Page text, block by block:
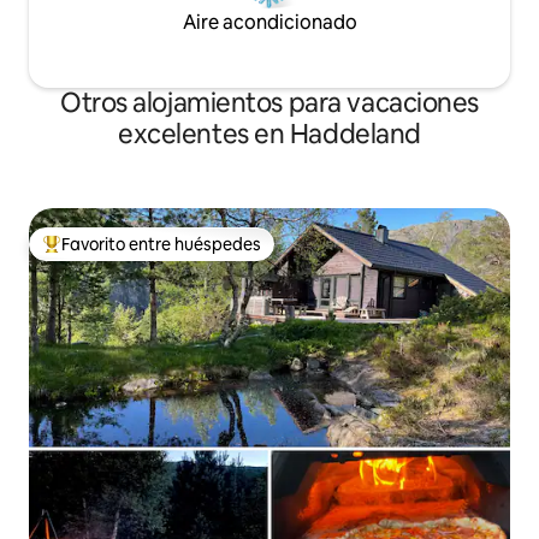
Aire acondicionado
Otros alojamientos para vacaciones
excelentes en Haddeland
Favorito entre huéspedes preferido
Favorito entre huéspedes